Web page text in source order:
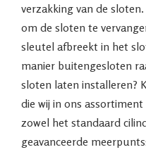
verzakking van de
om de sloten te
sleutel afbreekt in het
manier buitengesloten
sloten laten installeren?
die wij in ons
zowel het standaard
geavanceerde